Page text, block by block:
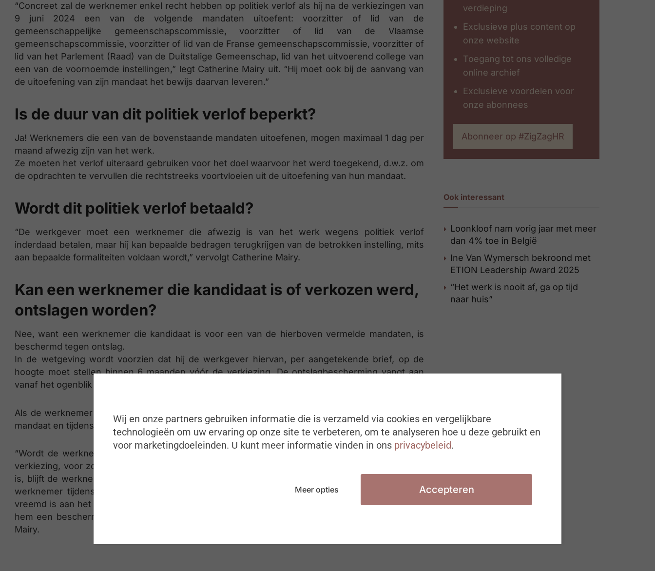
“Concreet zal de werknemer enkel recht hebben op politiek verlof als hij na de verkiezingen van
9 juni 2024 een van de volgende mandaten uitoefent: voorzitter of lid van de
gemeenschappelijke gemeenschapscommissie, voorzitter of lid van de Vlaamse
gemeenschapscommissie, voorzitter of lid van de Franse gemeenschapscommissie, voorzitter of
lid van het Parlement (Raad) van de Duitstalige Gemeenschap, lid van het uitvoerend college van
een van de voornoemde instellingen,” legt Catherine Mairy uit. “Hij moet ook bij de aanvang van
de uitoefening van zijn mandaat het bewijs daarvan leveren.”
Is de duur van dit politiek verlof beperkt?
Ja! Werknemers die een van de bovenstaande mandaten uitoefenen, mogen maximaal 1 dag per
maand afwezig zijn van het werk.
Ze moeten het verlof uiteraard gebruiken voor het doel waarvoor het werd toegekend, d.w.z. om
de opdrachten te vervullen die rechtstreeks voortvloeien uit de uitoefening van hun mandaat.
Wordt dit politiek verlof betaald?
“De werkgever moet een werknemer die afwezig is van het werk wegens politiek verlof
inderdaad betalen, maar hij kan bepaalde bedragen terugkrijgen van de betrokken instelling, mits
aan bepaalde formaliteiten voldaan wordt,” vervolgt Catherine Mairy.
Kan een werknemer die kandidaat is of verkozen werd,
ontslagen worden?
Nee, want een werknemer die kandidaat is voor een van de hierboven vermelde mandaten, is
beschermd tegen ontslag.
In de wetgeving wordt voorzien dat hij de werkgever hiervan, per aangetekende brief, op de
hoogte moet stellen binnen 6 maanden vóór de verkiezing. De ontslagbescherming vangt aan
vanaf het ogenblik waarop deze brief wordt ontvangen.
Als de werknemer verkozen wordt, is hij tegen ontslag beschermd tijdens de hele duur van het
mandaat en tijdens de 6 maanden die er onmiddellijk op volgen.
“Wordt de werknemer echter niet verkozen, dan houdt de bescherming op 3 maanden na de
verkiezing, voor zover hij daadwerkelijk op de kandidatenlijsten voorkomt (als dat niet het geval
is, blijft de werknemer beschermd tegen ontslag tot aan de verkiezing). Als de werkgever deze
werknemer tijdens de beschermingsperiode ontslaat zonder een reden te rechtvaardigen die
vreemd is aan het feit dat de werknemer kandidaat is of een politiek mandaat uitoefent, moet hij
hem een beschermingsvergoeding betalen die gelijk is aan 6 maanden loon,” besluit Catherine
Mairy.
verdieping
Exclusieve plus content op
onze website
Toegang tot ons volledige
online archief
Exclusieve voordelen voor
onze abonnees
Abonneer op #ZigZagHR
Ook interessant
Loonkloof nam vorig jaar met meer
dan 4% toe in België
Ine Van Wymersch bekroond met
ETION Leadership Award 2025
“Het werk is nooit af, ga op tijd
naar huis”
Wij en onze partners gebruiken informatie die is verzameld via cookies en vergelijkbare
technologieën om uw ervaring op onze site te verbeteren, om te analyseren hoe u deze gebruikt en
voor marketingdoeleinden. U kunt meer informatie vinden in ons privacybeleid.
Meer opties Accepteren